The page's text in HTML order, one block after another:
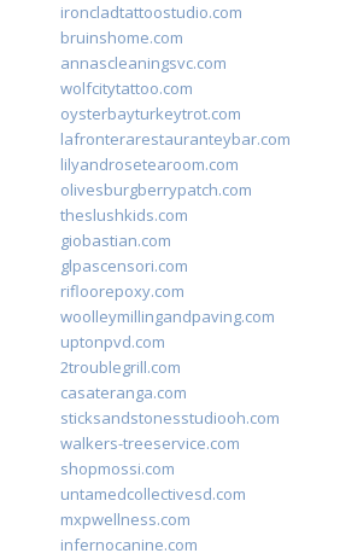
ironcladtattoostudio.com
bruinshome.com
annascleaningsvc.com
wolfcitytattoo.com
oysterbayturkeytrot.com
lafronterarestauranteybar.com
lilyandrosetearoom.com
olivesburgberrypatch.com
theslushkids.com
giobastian.com
glpascensori.com
rifloorepoxy.com
woolleymillingandpaving.com
uptonpvd.com
2troublegrill.com
casateranga.com
sticksandstonesstudiooh.com
walkers-treeservice.com
shopmossi.com
untamedcollectivesd.com
mxpwellness.com
infernocanine.com